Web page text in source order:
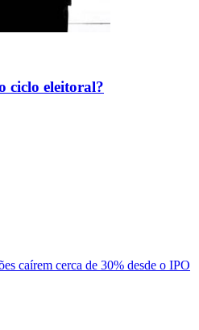
ciclo eleitoral?
caírem cerca de 30% desde o IPO